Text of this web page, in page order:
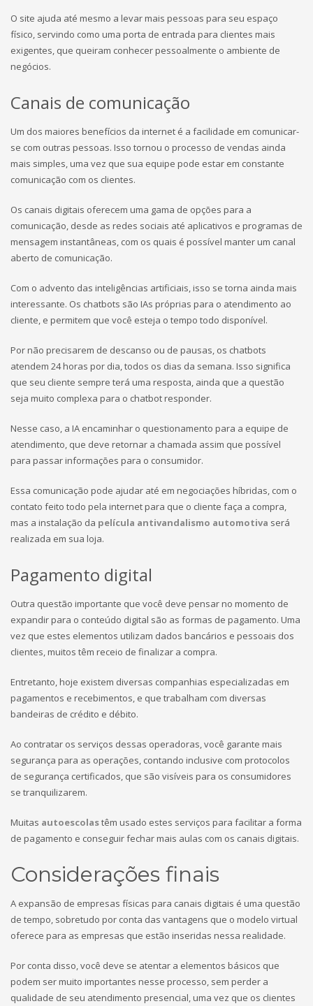
O site ajuda até mesmo a levar mais pessoas para seu espaço
físico, servindo como uma porta de entrada para clientes mais
exigentes, que queiram conhecer pessoalmente o ambiente de
negócios.
Canais de comunicação
Um dos maiores benefícios da internet é a facilidade em comunicar-
se com outras pessoas. Isso tornou o processo de vendas ainda
mais simples, uma vez que sua equipe pode estar em constante
comunicação com os clientes.
Os canais digitais oferecem uma gama de opções para a
comunicação, desde as redes sociais até aplicativos e programas de
mensagem instantâneas, com os quais é possível manter um canal
aberto de comunicação.
Com o advento das inteligências artificiais, isso se torna ainda mais
interessante. Os chatbots são IAs próprias para o atendimento ao
cliente, e permitem que você esteja o tempo todo disponível.
Por não precisarem de descanso ou de pausas, os chatbots
atendem 24 horas por dia, todos os dias da semana. Isso significa
que seu cliente sempre terá uma resposta, ainda que a questão
seja muito complexa para o chatbot responder.
Nesse caso, a IA encaminhar o questionamento para a equipe de
atendimento, que deve retornar a chamada assim que possível
para passar informações para o consumidor.
Essa comunicação pode ajudar até em negociações híbridas, com o
contato feito todo pela internet para que o cliente faça a compra,
mas a instalação da película antivandalismo automotiva será
realizada em sua loja.
Pagamento digital
Outra questão importante que você deve pensar no momento de
expandir para o conteúdo digital são as formas de pagamento. Uma
vez que estes elementos utilizam dados bancários e pessoais dos
clientes, muitos têm receio de finalizar a compra.
Entretanto, hoje existem diversas companhias especializadas em
pagamentos e recebimentos, e que trabalham com diversas
bandeiras de crédito e débito.
Ao contratar os serviços dessas operadoras, você garante mais
segurança para as operações, contando inclusive com protocolos
de segurança certificados, que são visíveis para os consumidores
se tranquilizarem.
Muitas autoescolastêm usado estes serviços para facilitar a forma
de pagamento e conseguir fechar mais aulas com os canais digitais.
Considerações finais
A expansão de empresas físicas para canais digitais é uma questão
de tempo, sobretudo por conta das vantagens que o modelo virtual
oferece para as empresas que estão inseridas nessa realidade.
Por conta disso, você deve se atentar a elementos básicos que
podem ser muito importantes nesse processo, sem perder a
qualidade de seu atendimento presencial, uma vez que os clientes